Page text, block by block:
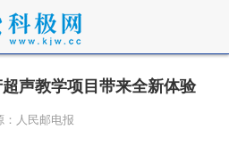
声教学项目带来全新体验
：人民邮电报